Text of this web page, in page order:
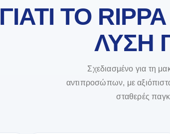
ΓΙΑΤΙ ΤΟ
ΛΥΣΗ
Σχεδιασμένο για τη
αντιπροσώπων, με
σταθερές